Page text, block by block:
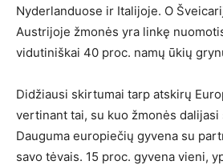
Nyderlanduose ir Italijoje. O
Austrijoje žmonės yra linkę
vidutiniškai 40 proc. namų ūkių
Didžiausi skirtumai tarp atskirų
vertinant tai, su kuo žmonės dalijasi
Dauguma europiečių gyvena su
savo tėvais. 15 proc. gyvena vieni,